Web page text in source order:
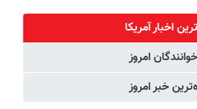
(پرسش‌نامه)
اخبار آمریکا
امروز
خبر امروز